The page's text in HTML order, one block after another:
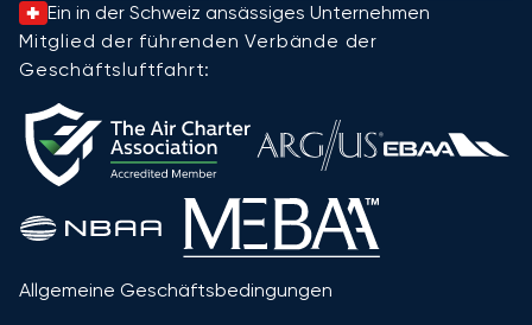
Ein in der Schweiz ansässiges Unternehmen
Mitglied der führenden Verbände der
Geschäftsluftfahrt:
Allgemeine Geschäftsbedingungen